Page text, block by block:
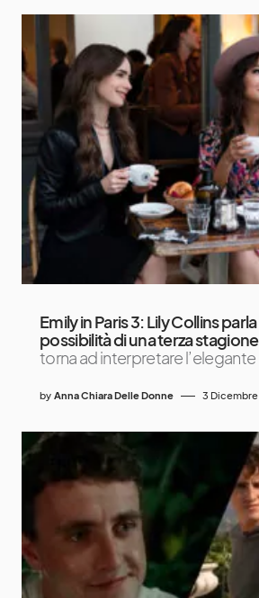
Emily in Paris 3: Lily Collins
possibilità di una terza stagione
torna ad interpretare
by Anna Chiara Delle Donne 3 Dicembre